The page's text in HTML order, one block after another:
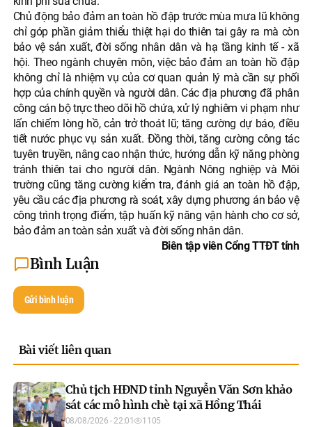
Chủ động bảo đảm an toàn hồ đập trước mùa mưa lũ không
chỉ góp phần giảm thiểu thiệt hại do thiên tai gây ra mà còn
bảo vệ sản xuất, đời sống nhân dân và hạ tầng kinh tế - xã
hội. Theo ngành chuyên môn, việc bảo đảm an toàn hồ đập
không chỉ là nhiệm vụ của cơ quan quản lý mà cần sự phối
hợp của chính quyền và người dân. Các địa phương đã phân
công cán bộ trực theo dõi hồ chứa, xử lý nghiêm vi phạm như
lấn chiếm lòng hồ, cản trở thoát lũ; tăng cường dự báo, điều
tiết nước phục vụ sản xuất. Đồng thời, tăng cường công tác
tuyên truyền, nâng cao nhận thức, hướng dẫn kỹ năng phòng
tránh thiên tai cho người dân. Ngành Nông nghiệp và Môi
trường cũng tăng cường kiểm tra, đánh giá an toàn hồ đập,
yêu cầu các địa phương rà soát, xây dựng phương án bảo vệ
công trình trọng điểm, tập huấn kỹ năng vận hành cho cơ sở,
bảo đảm an toàn sản xuất và đời sống nhân dân.
Biên tập viên Cổng TTĐT tỉnh
Bình Luận
Gửi bình luận
Bài viết liên quan
Chủ tịch HĐND tỉnh Nguyễn Văn Sơn khảo
sát các mô hình chè tại xã Hồng Thái
08/08/2026 - 22:01 1105